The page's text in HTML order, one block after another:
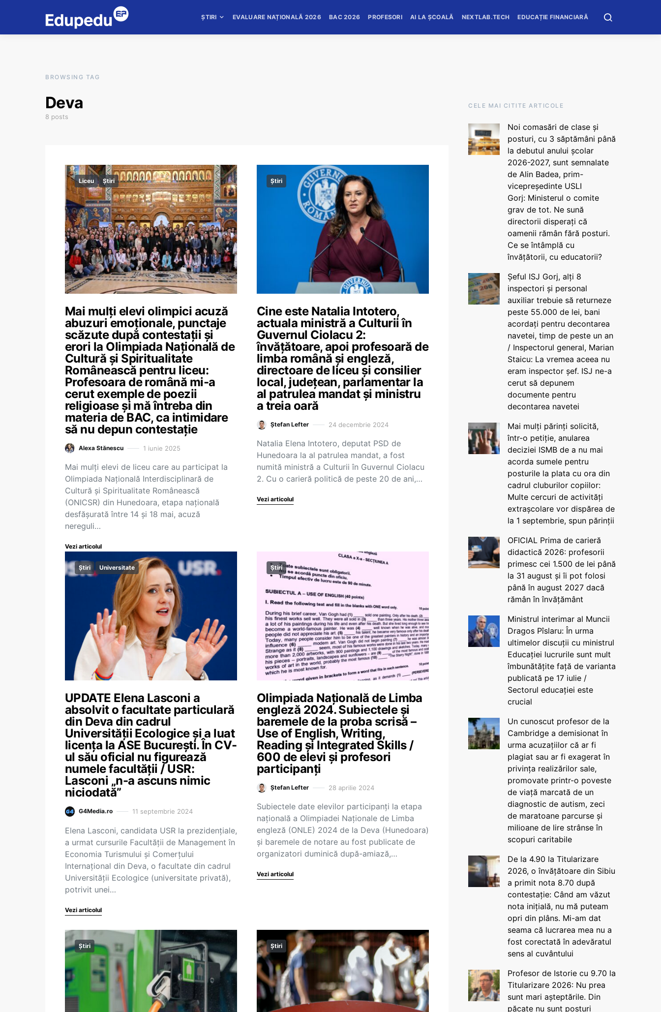
ȘTIRI EVALUARE NAȚIONALĂ 2026 BAC 2026 PROFESORI AI LA ȘCOALĂ NEXTLAB.TECH EDUCAȚIE FINANCIARĂ
BROWSING TAG
Deva
8 posts
Liceu Știri
Mai mulți elevi olimpici acuză
abuzuri emoționale, punctaje
scăzute după contestații și
erori la Olimpiada Națională de
Cultură și Spiritualitate
Românească pentru liceu:
Profesoara de română mi-a
cerut exemple de poezii
religioase și mă întreba din
materia de BAC, ca intimidare
să nu depun contestație
Alexa Stănescu 1 iunie 2025
Mai mulți elevi de liceu care au participat la
Olimpiada Națională Interdisciplinară de
Cultură și Spiritualitate Românească
(ONICSR) din Hunedoara, etapa națională
desfășurată între 14 și 18 mai, acuză
nereguli…
Vezi articolul
Știri
Cine este Natalia Intotero,
actuala ministră a Culturii în
Guvernul Ciolacu 2:
învățătoare, apoi profesoară de
limba română și engleză,
directoare de liceu și consilier
local, județean, parlamentar la
al patrulea mandat și ministru
a treia oară
Ștefan Lefter 24 decembrie 2024
Natalia Elena Intotero, deputat PSD de
Hunedoara la al patrulea mandat, a fost
numită ministră a Culturii în Guvernul Ciolacu
2. Cu o carieră politică de peste 20 de ani,…
Vezi articolul
Știri Universitate
UPDATE Elena Lasconi a
absolvit o facultate particulară
din Deva din cadrul
Universității Ecologice și a luat
licența la ASE București. În CV-
ul său oficial nu figurează
numele facultății / USR:
Lasconi „n-a ascuns nimic
niciodată”
G4Media.ro 11 septembrie 2024
Elena Lasconi, candidata USR la prezidențiale,
a urmat cursurile Facultății de Management în
Economia Turismului și Comerțului
Internațional din Deva, o facultate din cadrul
Universității Ecologice (universitate privată),
potrivit unei…
Vezi articolul
Știri
Olimpiada Națională de Limba
engleză 2024. Subiectele și
baremele de la proba scrisă –
Use of English, Writing,
Reading și Integrated Skills /
600 de elevi și profesori
participanți
Ștefan Lefter 28 aprilie 2024
Subiectele date elevilor participanți la etapa
națională a Olimpiadei Naționale de Limba
engleză (ONLE) 2024 de la Deva (Hunedoara)
și baremele de notare au fost publicate de
organizatori duminică după-amiază,…
Vezi articolul
Știri Știri
CELE MAI CITITE ARTICOLE
Noi comasări de clase și
posturi, cu 3 săptămâni până
la debutul anului școlar
2026-2027, sunt semnalate
de Alin Badea, prim-
vicepreședinte USLI
Gorj: Ministerul o comite
grav de tot. Ne sună
directorii disperați că
oamenii rămân fără posturi.
Ce se întâmplă cu
învățătorii, cu educatorii?
Șeful ISJ Gorj, alți 8
inspectori și personal
auxiliar trebuie să returneze
peste 55.000 de lei, bani
acordați pentru decontarea
navetei, timp de peste un an
/ Inspectorul general, Marian
Staicu: La vremea aceea nu
eram inspector șef. ISJ ne-a
cerut să depunem
documente pentru
decontarea navetei
Mai mulți părinți solicită,
într-o petiție, anularea
deciziei ISMB de a nu mai
acorda sumele pentru
posturile la plata cu ora din
cadrul cluburilor copiilor:
Multe cercuri de activități
extrașcolare vor dispărea de
la 1 septembrie, spun părinții
OFICIAL Prima de carieră
didactică 2026: profesorii
primesc cei 1.500 de lei până
la 31 august și îi pot folosi
până în august 2027 dacă
rămân în învățământ
Ministrul interimar al Muncii
Dragos Pîslaru: În urma
ultimelor discuții cu ministrul
Educației lucrurile sunt mult
îmbunătățite față de varianta
publicată pe 17 iulie /
Sectorul educației este
crucial
Un cunoscut profesor de la
Cambridge a demisionat în
urma acuzațiilor că ar fi
plagiat sau ar fi exagerat în
privința realizărilor sale,
promovate printr-o poveste
de viață marcată de un
diagnostic de autism, zeci
de maratoane parcurse și
milioane de lire strânse în
scopuri caritabile
De la 4.90 la Titularizare
2026, o învățătoare din Sibiu
a primit nota 8.70 după
contestație: Când am văzut
nota inițială, nu mă puteam
opri din plâns. Mi-am dat
seama că lucrarea mea nu a
fost corectată în adevăratul
sens al cuvântului
Profesor de Istorie cu 9.70 la
Titularizare 2026: Nu prea
sunt mari așteptările. Din
păcate nu sunt posturi